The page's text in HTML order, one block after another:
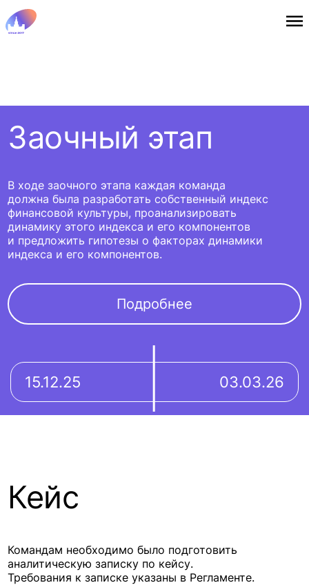
Заочный этап
В ходе заочного этапа каждая команда
должна была разработать собственный индекс
финансовой культуры, проанализировать
динамику этого индекса и его компонентов
и предложить гипотезы о факторах динамики
индекса и его компонентов.
Подробнее
15.12.25 03.03.26
Кейс
Командам необходимо было подготовить
аналитическую записку по кейсу.
Требования к записке указаны в Регламенте.